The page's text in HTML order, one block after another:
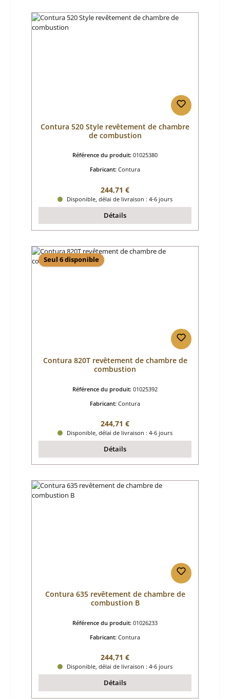
Contura 520 Style revêtement de chambre
de combustion
Référence du produit: 01025380
Fabricant: Contura
Prix régulier :
244,71 €
Disponible, délai de livraison : 4-6 jours
Détails
Seul 6 disponible
Contura 820T revêtement de chambre de
combustion
Référence du produit: 01025392
Fabricant: Contura
Prix régulier :
244,71 €
Disponible, délai de livraison : 4-6 jours
Détails
Contura 635 revêtement de chambre de
combustion B
Référence du produit: 01026233
Fabricant: Contura
Prix régulier :
244,71 €
Disponible, délai de livraison : 4-6 jours
Détails